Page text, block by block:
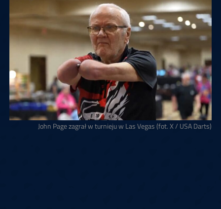
John Page zagrał w turnieju w Las Vegas (fot. X / USA Darts)